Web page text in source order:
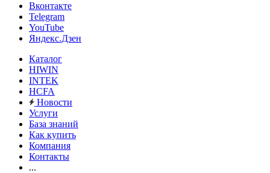
Вконтакте
Telegram
YouTube
Яндекс.Дзен
Каталог
HIWIN
INTEK
HCFA
Новости
Услуги
База знаний
Как купить
Компания
Контакты
...